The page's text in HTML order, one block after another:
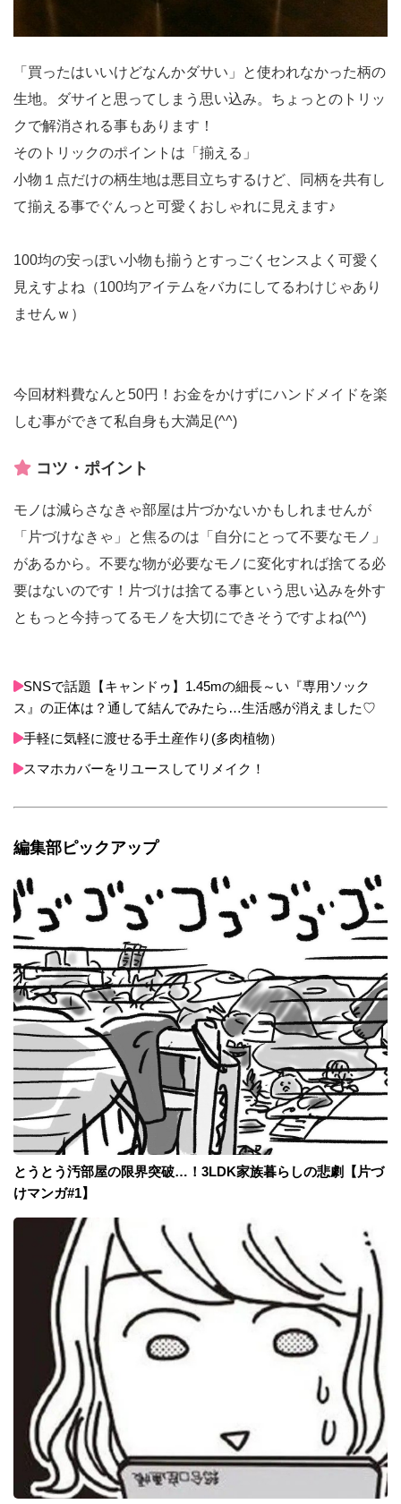
「買ったはいいけどなんかダサい」と使われなかった柄の
生地。ダサイと思ってしまう思い込み。ちょっとのトリッ
クで解消される事もあります！
そのトリックのポイントは「揃える」
小物１点だけの柄生地は悪目立ちするけど、同柄を共有し
て揃える事でぐんっと可愛くおしゃれに見えます♪
100均の安っぽい小物も揃うとすっごくセンスよく可愛く
見えすよね（100均アイテムをバカにしてるわけじゃあり
ませんｗ）
今回材料費なんと50円！お金をかけずにハンドメイドを楽
しむ事ができて私自身も大満足(^^)
コツ・ポイント
モノは減らさなきゃ部屋は片づかないかもしれませんが
「片づけなきゃ」と焦るのは「自分にとって不要なモノ」
があるから。不要な物が必要なモノに変化すれば捨てる必
要はないのです！片づけは捨てる事という思い込みを外す
ともっと今持ってるモノを大切にできそうですよね(^^)
SNSで話題【キャンドゥ】1.45mの細長～い『専用ソック
ス』の正体は？通して結んでみたら…生活感が消えました♡
手軽に気軽に渡せる手土産作り(多肉植物）
スマホカバーをリユースしてリメイク！
編集部ピックアップ
とうとう汚部屋の限界突破…！3LDK家族暮らしの悲劇【片づ
けマンガ#1】